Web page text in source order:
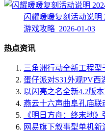
闪耀暖暖复刻活动说明
游戏攻略 2026-01-03
热点资讯
三角洲行动全新工程型
蛋仔派对S31外观PV西
以闪亮之名全新4.2版
燕云十六声曲阜孔庙联
《明日方舟：终末地
网易旗下叙事型单机